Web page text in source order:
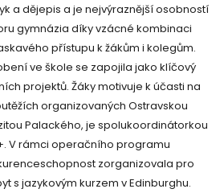
a dějepis a je nejvýraznější osobností
gymnázia díky vzácné kombinaci
přístupu k žákům i kolegům.
ve škole se zapojila jako klíčový
projektů. Žáky motivuje k účasti na
organizovaných Ostravskou
Palackého, je spolukoordinátorkou
V rámci operačního programu
zorganizovala pro
s jazykovým kurzem v Edinburghu.